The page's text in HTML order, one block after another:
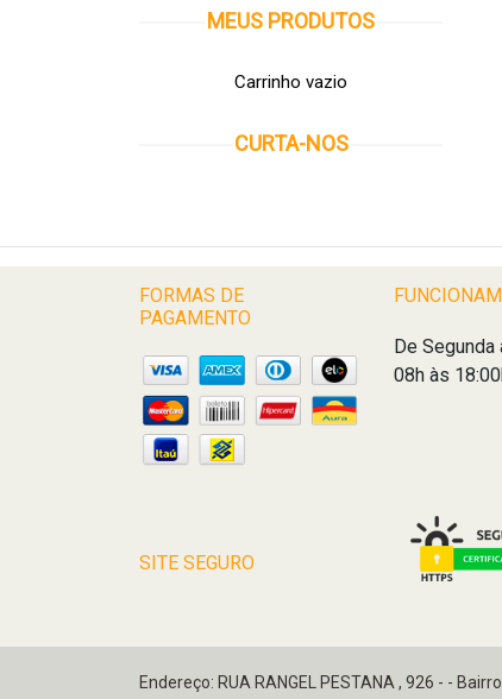
MEUS PRODUTOS
Carrinho vazio
CURTA-NOS
FORMAS DE
PAGAMENTO
De Segunda
08h às
SITE SEGURO
Endereço: RUA RANGEL PESTANA , 926 - -